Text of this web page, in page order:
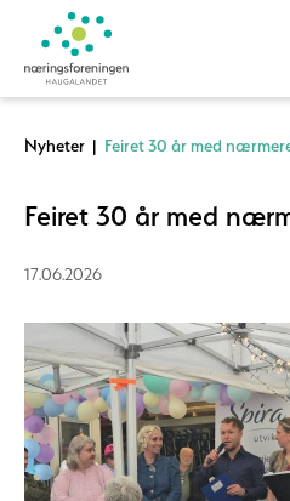
Nyheter | Feiret 30 år med
Feiret 30 år med
17.06.2026